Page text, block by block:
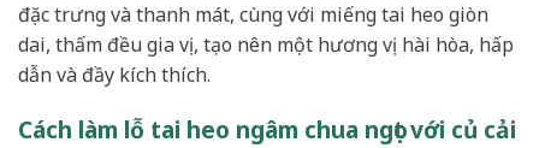
đặc trưng và thanh mát, cùng với miếng tai heo giòn
dai, thấm đều gia vị, tạo nên một hương vị hài hòa, hấp
dẫn và đầy kích thích.
Cách làm lỗ tai heo ngâm chua ngọt với củ cải